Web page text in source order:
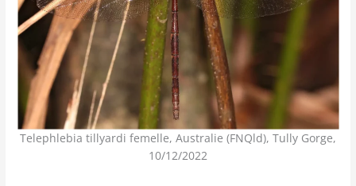
Telephlebia tillyardi femelle, Australie (FNQld), Tully Gorge,
10/12/2022